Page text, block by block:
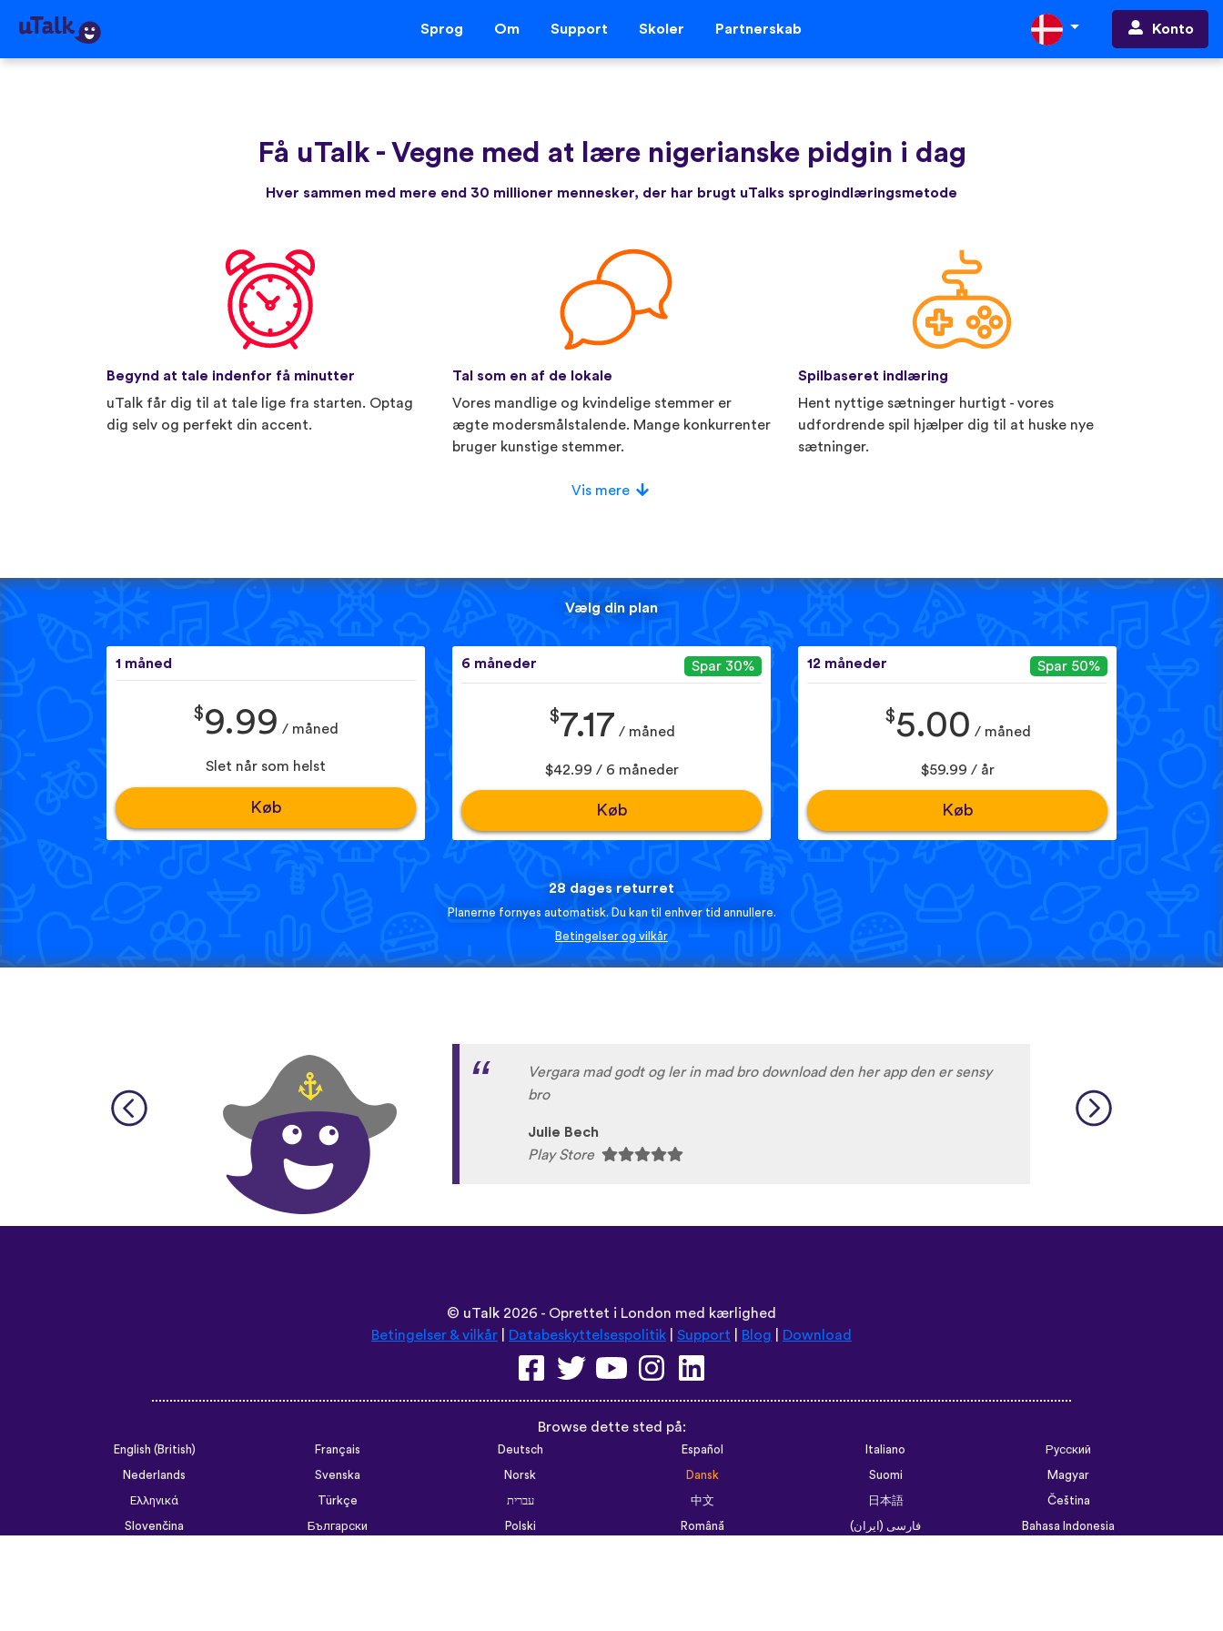
Sprog Om Support Skoler Partnerskab Konto
Få uTalk - Vegne med at lære nigerianske pidgin i dag
Hver sammen med mere end 30 millioner mennesker, der har brugt uTalks sprogindlæringsmetode
Begynd at tale indenfor få minutter
uTalk får dig til at tale lige fra starten. Optag
dig selv og perfekt din accent.
Tal som en af de lokale
Vores mandlige og kvindelige stemmer er
ægte modersmålstalende. Mange konkurrenter
bruger kunstige stemmer.
Spilbaseret indlæring
Hent nyttige sætninger hurtigt - vores
udfordrende spil hjælper dig til at huske nye
sætninger.
Vis mere
Vælg din plan
1 måned
$9.99 / måned
Slet når som helst
Køb
6 måneder Spar 30%
$7.17 / måned
$42.99 / 6 måneder
Køb
12 måneder Spar 50%
$5.00 / måned
$59.99 / år
Køb
28 dages returret
Planerne fornyes automatisk. Du kan til enhver tid annullere.
Betingelser og vilkår
Vergara mad godt og ler in mad bro download den her app den er sensy
bro
Julie Bech
Play Store
© uTalk 2026 - Oprettet i London med kærlighed
Betingelser & vilkår
Databeskyttelsespolitik Support Blog Download
Browse dette sted på:
English (British) Français Deutsch Español Italiano
Русский
Nederlands
Svenska Norsk Dansk Suomi
Magyar
Ελληνικά
Türkçe עברית 中文 日本語
Čeština
Slovenčina
Български Polski Română فارسی (ایران)
Bahasa Indonesia